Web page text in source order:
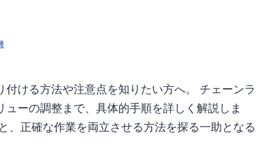
付ける方法や注意点を知りたい方へ。 チェーンラ
ーの調整まで、具体的手順を詳しく解説しま
、正確な作業を両立させる方法を探る一助となる